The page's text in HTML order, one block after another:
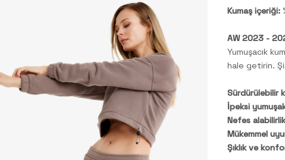
Kumaş içeriği:
AW 2023 -
Yumuşacık
hale getirin.
Sürdürülebilir
İpeksi
Nefes
Mükemmel
Şıklık ve